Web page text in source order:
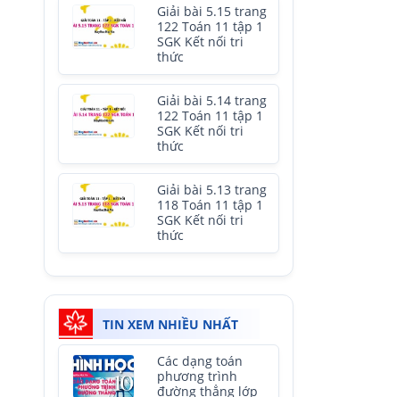
Giải bài 5.15 trang
122 Toán 11 tập 1
SGK Kết nối tri
thức
Giải bài 5.14 trang
122 Toán 11 tập 1
SGK Kết nối tri
thức
Giải bài 5.13 trang
118 Toán 11 tập 1
SGK Kết nối tri
thức
TIN XEM NHIỀU NHẤT
Các dạng toán
phương trình
đường thẳng lớp